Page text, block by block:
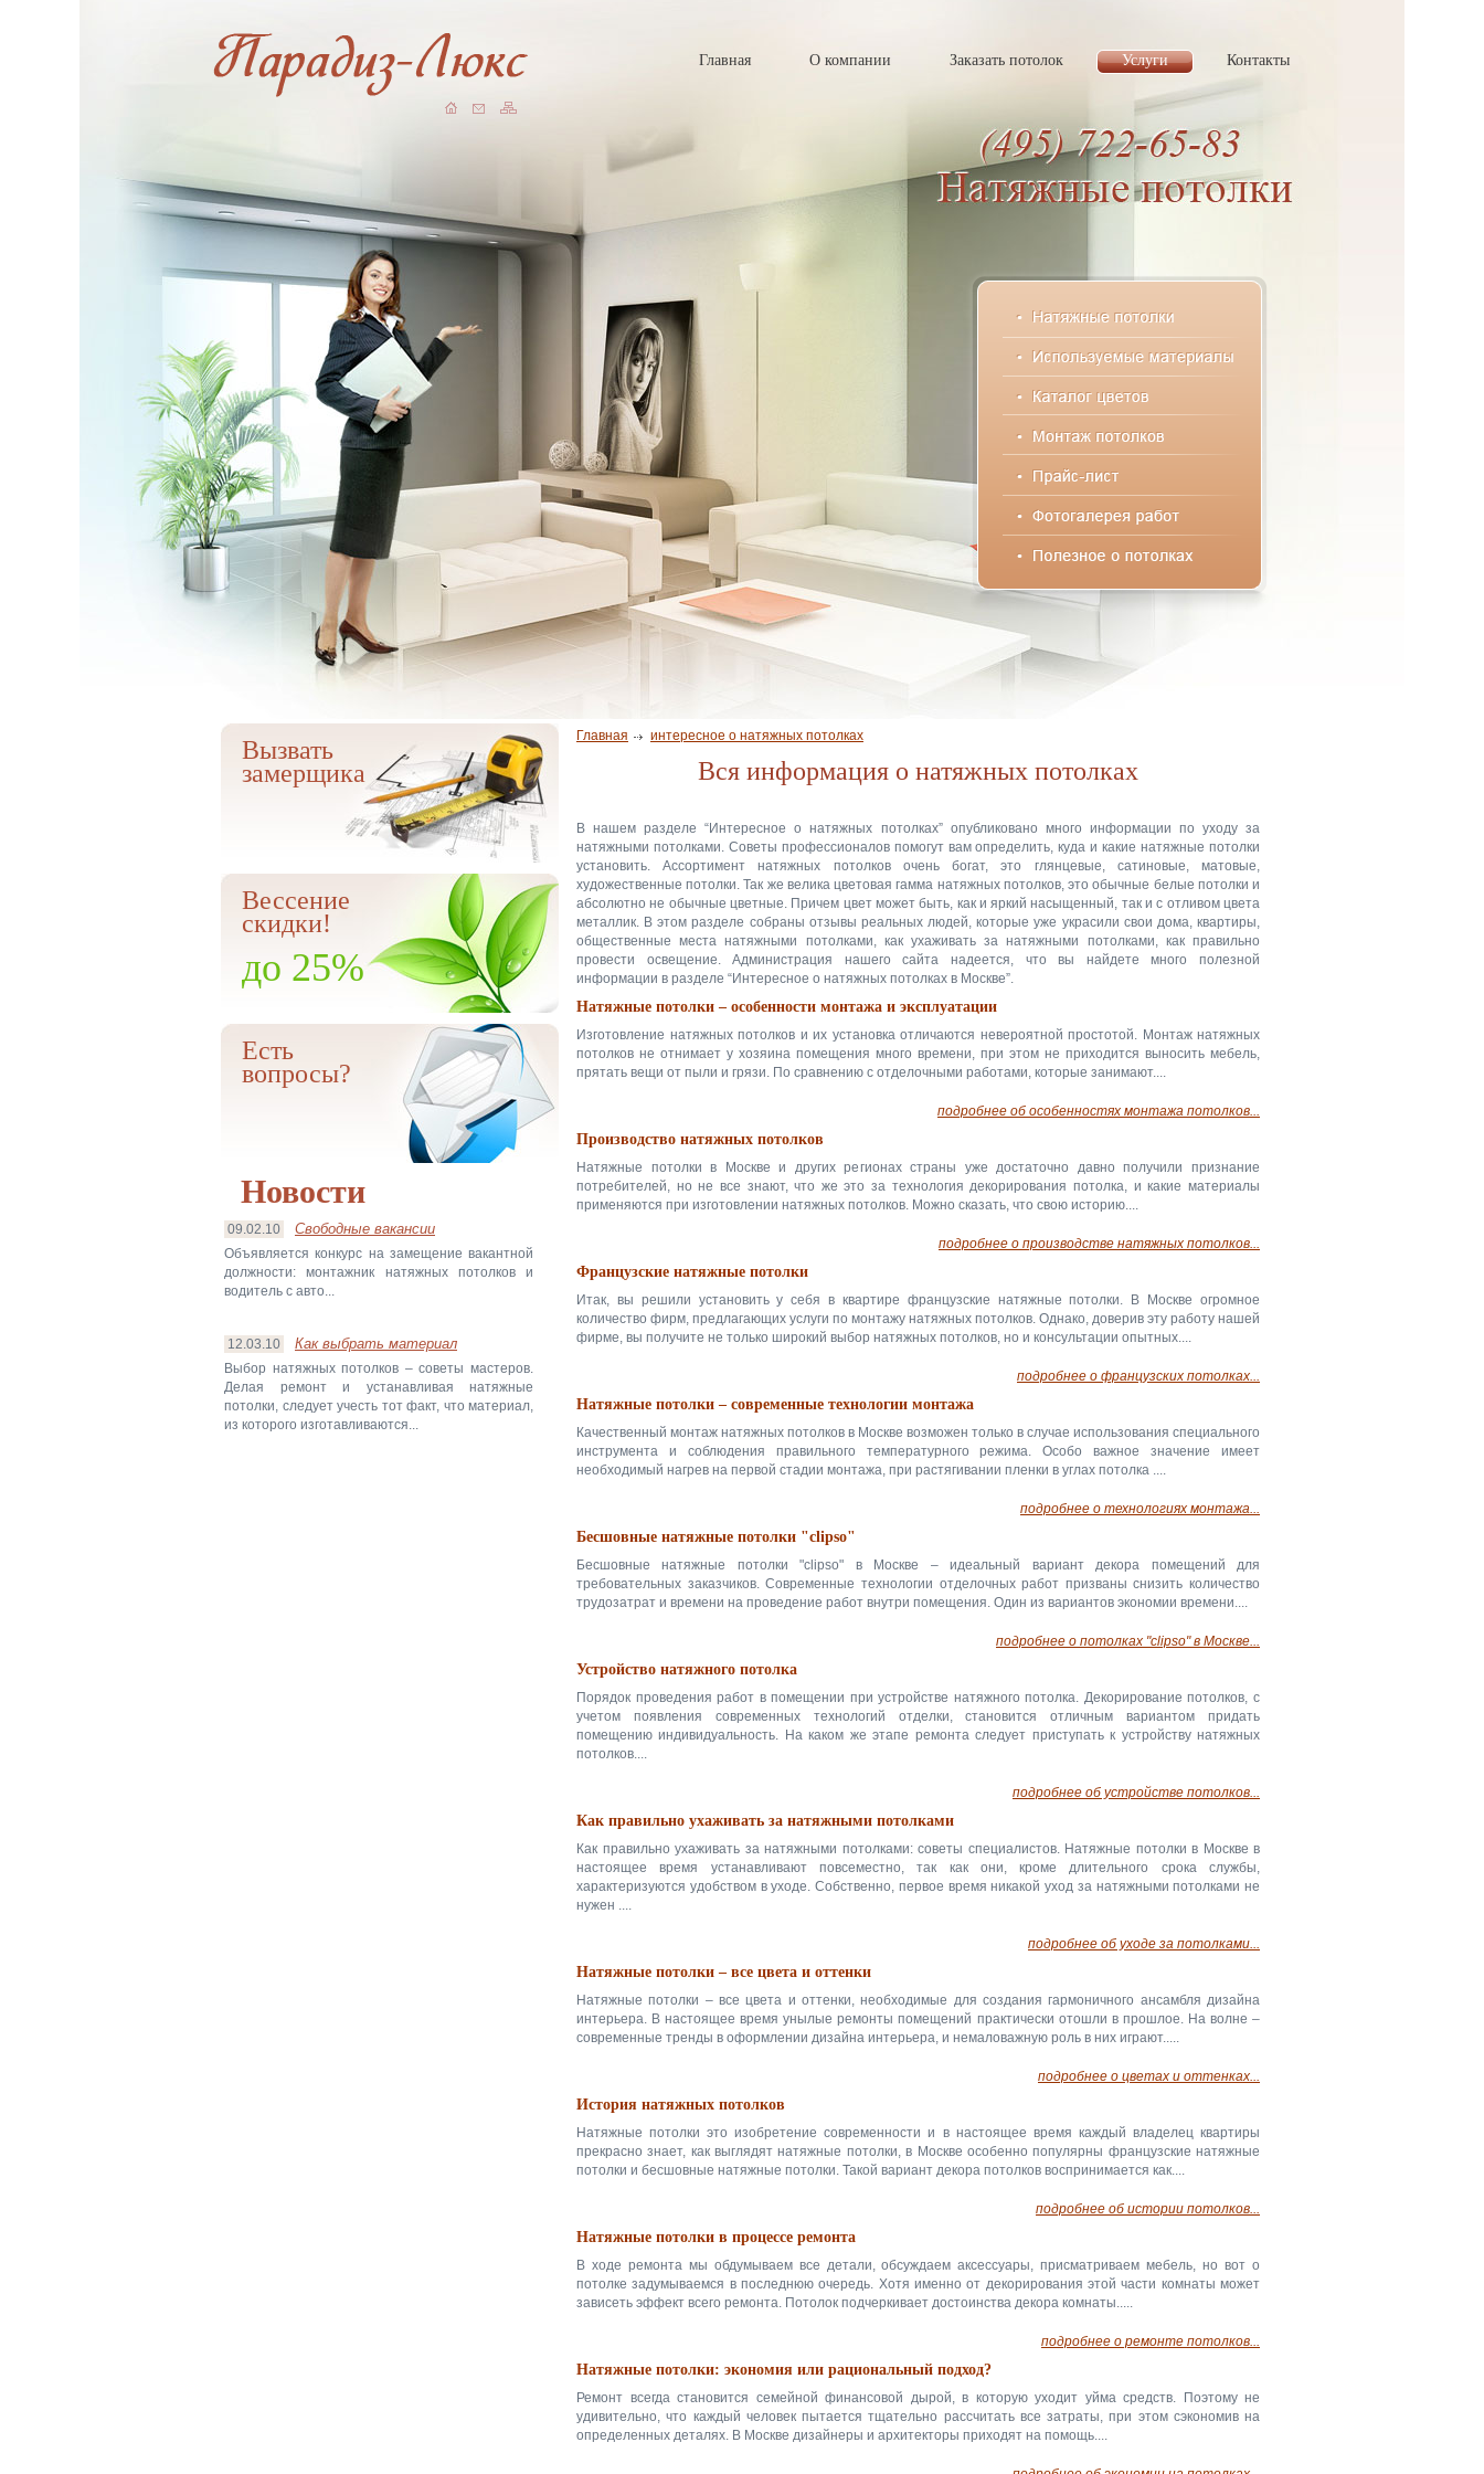
Главная О компании Заказать потолок Услуги Контакты
Вызвать
замерщика
Вессение
скидки!
до 25%
Есть
вопросы?
Новости
09.02.10 Свободные вакансии
Объявляется конкурс на замещение вакантной
должности: монтажник натяжных потолков и
водитель с авто...
12.03.10 Как выбрать материал
Выбор натяжных потолков – советы мастеров.
Делая ремонт и устанавливая натяжные
потолки, следует учесть тот факт, что материал,
из которого изготавливаются...
Главная интересное о натяжных потолках
Вся информация о натяжных потолках
В нашем разделе “Интересное о натяжных потолках” опубликовано много информации по уходу за
натяжными потолками. Советы профессионалов помогут вам определить, куда и какие натяжные потолки
установить. Ассортимент натяжных потолков очень богат, это глянцевые, сатиновые, матовые,
художественные потолки. Так же велика цветовая гамма натяжных потолков, это обычные белые потолки и
абсолютно не обычные цветные. Причем цвет может быть, как и яркий насыщенный, так и с отливом цвета
металлик. В этом разделе собраны отзывы реальных людей, которые уже украсили свои дома, квартиры,
общественные места натяжными потолками, как ухаживать за натяжными потолками, как правильно
провести освещение. Администрация нашего сайта надеется, что вы найдете много полезной
информации в разделе “Интересное о натяжных потолках в Москве”.
Натяжные потолки – особенности монтажа и эксплуатации
Изготовление натяжных потолков и их установка отличаются невероятной простотой. Монтаж натяжных
потолков не отнимает у хозяина помещения много времени, при этом не приходится выносить мебель,
прятать вещи от пыли и грязи. По сравнению с отделочными работами, которые занимают....
подробнее об особенностях монтажа потолков...
Производство натяжных потолков
Натяжные потолки в Москве и других регионах страны уже достаточно давно получили признание
потребителей, но не все знают, что же это за технология декорирования потолка, и какие материалы
применяются при изготовлении натяжных потолков. Можно сказать, что свою историю....
подробнее о производстве натяжных потолков...
Французские натяжные потолки
Итак, вы решили установить у себя в квартире французские натяжные потолки. В Москве огромное
количество фирм, предлагающих услуги по монтажу натяжных потолков. Однако, доверив эту работу нашей
фирме, вы получите не только широкий выбор натяжных потолков, но и консультации опытных....
подробнее о французских потолках...
Натяжные потолки – современные технологии монтажа
Качественный монтаж натяжных потолков в Москве возможен только в случае использования специального
инструмента и соблюдения правильного температурного режима. Особо важное значение имеет
необходимый нагрев на первой стадии монтажа, при растягивании пленки в углах потолка ....
подробнее о технологиях монтажа...
Бесшовные натяжные потолки "clipso"
Бесшовные натяжные потолки "clipso" в Москве – идеальный вариант декора помещений для
требовательных заказчиков. Современные технологии отделочных работ призваны снизить количество
трудозатрат и времени на проведение работ внутри помещения. Один из вариантов экономии времени....
подробнее о потолках "clipso" в Москве...
Устройство натяжного потолка
Порядок проведения работ в помещении при устройстве натяжного потолка. Декорирование потолков, с
учетом появления современных технологий отделки, становится отличным вариантом придать
помещению индивидуальность. На каком же этапе ремонта следует приступать к устройству натяжных
потолков....
подробнее об устройстве потолков...
Как правильно ухаживать за натяжными потолками
Как правильно ухаживать за натяжными потолками: советы специалистов. Натяжные потолки в Москве в
настоящее время устанавливают повсеместно, так как они, кроме длительного срока службы,
характеризуются удобством в уходе. Собственно, первое время никакой уход за натяжными потолками не
нужен ....
подробнее об уходе за потолками...
Натяжные потолки – все цвета и оттенки
Натяжные потолки – все цвета и оттенки, необходимые для создания гармоничного ансамбля дизайна
интерьера. В настоящее время унылые ремонты помещений практически отошли в прошлое. На волне –
современные тренды в оформлении дизайна интерьера, и немаловажную роль в них играют.....
подробнее о цветах и оттенках...
История натяжных потолков
Натяжные потолки это изобретение современности и в настоящее время каждый владелец квартиры
прекрасно знает, как выглядят натяжные потолки, в Москве особенно популярны французские натяжные
потолки и бесшовные натяжные потолки. Такой вариант декора потолков воспринимается как....
подробнее об истории потолков...
Натяжные потолки в процессе ремонта
В ходе ремонта мы обдумываем все детали, обсуждаем аксессуары, присматриваем мебель, но вот о
потолке задумываемся в последнюю очередь. Хотя именно от декорирования этой части комнаты может
зависеть эффект всего ремонта. Потолок подчеркивает достоинства декора комнаты.....
подробнее о ремонте потолков...
Натяжные потолки: экономия или рациональный подход?
Ремонт всегда становится семейной финансовой дырой, в которую уходит уйма средств. Поэтому не
удивительно, что каждый человек пытается тщательно рассчитать все затраты, при этом сэкономив на
определенных деталях. В Москве дизайнеры и архитекторы приходят на помощь....